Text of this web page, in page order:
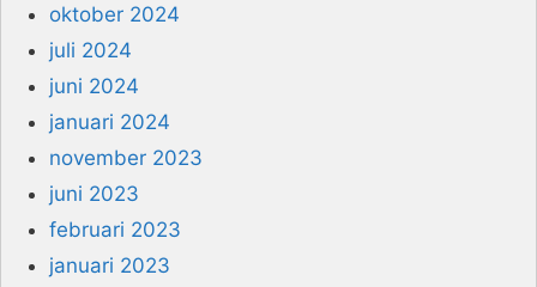
oktober 2024
juli 2024
juni 2024
januari 2024
november 2023
juni 2023
februari 2023
januari 2023